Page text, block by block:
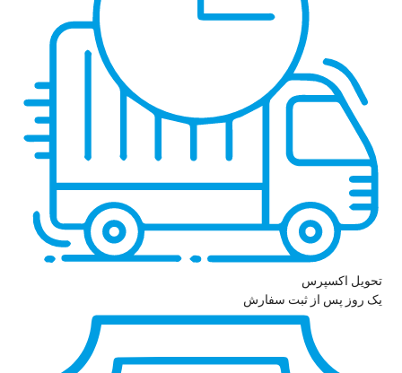
تحویل اکسپرس
یک روز پس از ثبت سفارش